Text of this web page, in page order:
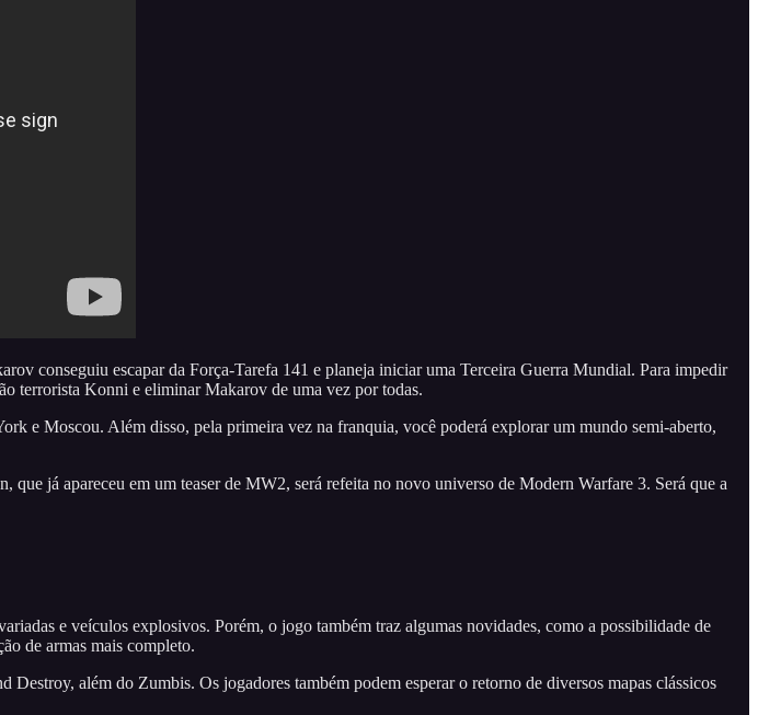
conseguiu escapar da Força-Tarefa 141 e planeja iniciar uma Terceira Guerra Mundial. Para impedir
terrorista Konni e eliminar Makarov de uma vez por todas.
e Moscou. Além disso, pela primeira vez na franquia, você poderá explorar um mundo semi-aberto,
que já apareceu em um teaser de MW2, será refeita no novo universo de Modern Warfare 3. Será que a
e veículos explosivos. Porém, o jogo também traz algumas novidades, como a possibilidade de
de armas mais completo.
além do Zumbis. Os jogadores também podem esperar o retorno de diversos mapas clássicos